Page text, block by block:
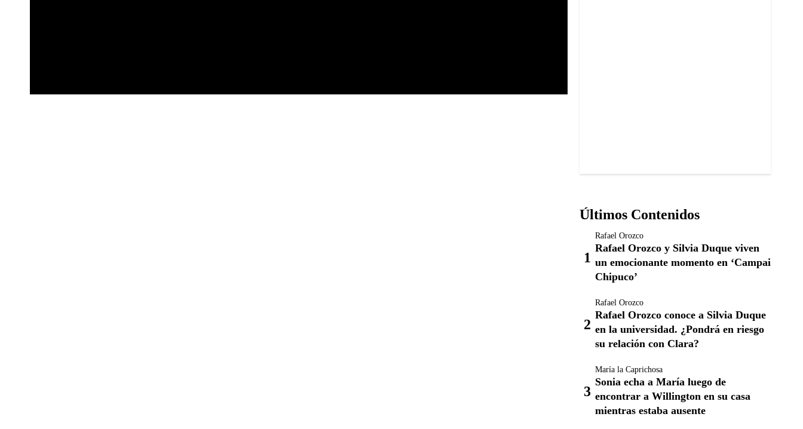
Últimos Contenidos
Rafael Orozco
Rafael Orozco y Silvia Duque viven
un emocionante momento en ‘Campai
Chipuco’
Rafael Orozco
Rafael Orozco conoce a Silvia Duque
en la universidad. ¿Pondrá en riesgo
su relación con Clara?
María la Caprichosa
Sonia echa a María luego de
encontrar a Willington en su casa
mientras estaba ausente